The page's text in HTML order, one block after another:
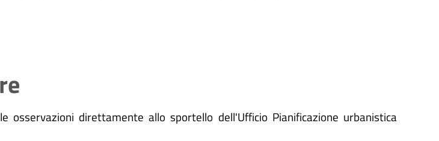
osservazioni direttamente allo sportello dell'Ufficio Pianificazione urbanistica